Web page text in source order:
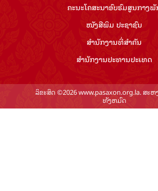
ຄະນະໂຄສະນາອົບຮົມ​ສູນ​ກາງ​
ໜັງສືພິມ ປະ​ຊາ​ຊົນ
ສຳ​ນັກ​ງານ​ທີ່​ສຳ​ຄັນ
ສຳ​ນັກ​ງານ​ປະ​ທານ​ປະ​ເທດ
ລິຂະສິດ ©2026 www.pasaxon.org.la. ສະຫ
ທັງຫມົດ